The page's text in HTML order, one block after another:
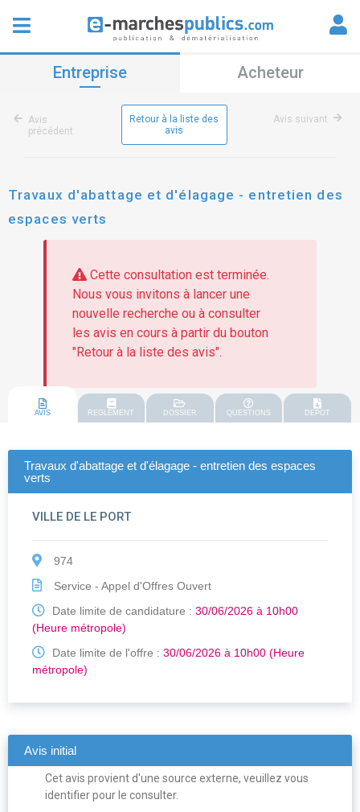
Entreprise Acheteur
Avis
précédent
Retour à la liste des
avis
Avis suivant
Travaux d'abattage et d'élagage - entretien des
espaces verts
Cette consultation est terminée.
Nous vous invitons à lancer une
nouvelle recherche ou à consulter
les avis en cours à partir du bouton
"Retour à la liste des avis".
AVIS REGLEMENT DOSSIER QUESTIONS DEPOT
Travaux d'abattage et d'élagage - entretien des espaces
verts
VILLE DE LE PORT
974
Service - Appel d'Offres Ouvert
Date limite de candidature : 30/06/2026 à 10h00
(Heure métropole)
Date limite de l'offre : 30/06/2026 à 10h00 (Heure
métropole)
Avis initial
Cet avis provient d'une source externe, veuillez vous
identifier pour le consulter.